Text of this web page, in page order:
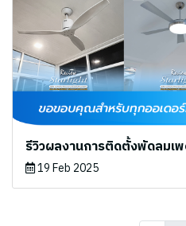
รีวิวผลงานการติดตั้งพัดลมเ
19 Feb 2025